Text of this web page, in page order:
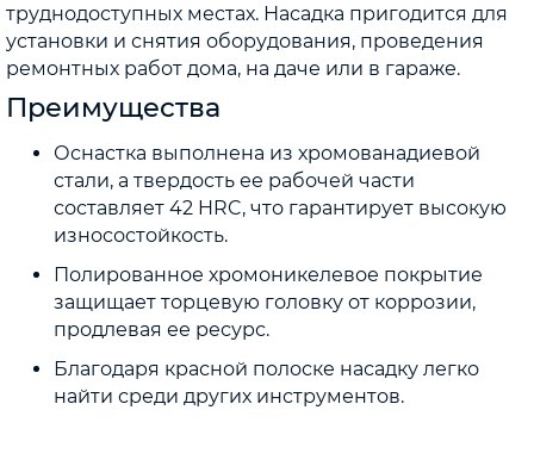
труднодоступных местах. Насадка пригодится для
установки и снятия оборудования, проведения
ремонтных работ дома, на даче или в гараже.
Преимущества
Оснастка выполнена из хромованадиевой
стали, а твердость ее рабочей части
составляет 42 HRC, что гарантирует высокую
износостойкость.
Полированное хромоникелевое покрытие
защищает торцевую головку от коррозии,
продлевая ее ресурс.
Благодаря красной полоске насадку легко
найти среди других инструментов.